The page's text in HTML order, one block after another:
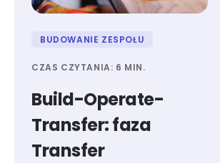
BUDOWANIE ZESPOŁU
CZAS CZYTANIA: 6 MIN.
Build-Operate-
Transfer: faza
Transfer